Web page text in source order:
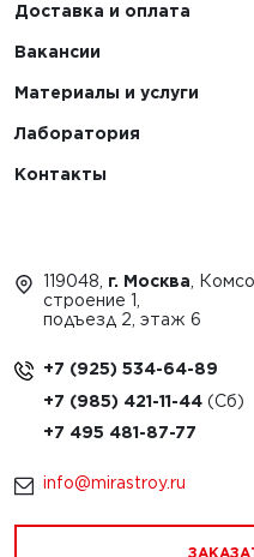
Доставка и оплата
Вакансии
Материалы и услуги
Лаборатория
Контакты
119048, г. Москва ,
строение 1,
подъезд 2, этаж 6
+7 (925) 534-64-89
+7 (985) 421-11-44
+7 495 481-87-77
info@mirastroy.ru